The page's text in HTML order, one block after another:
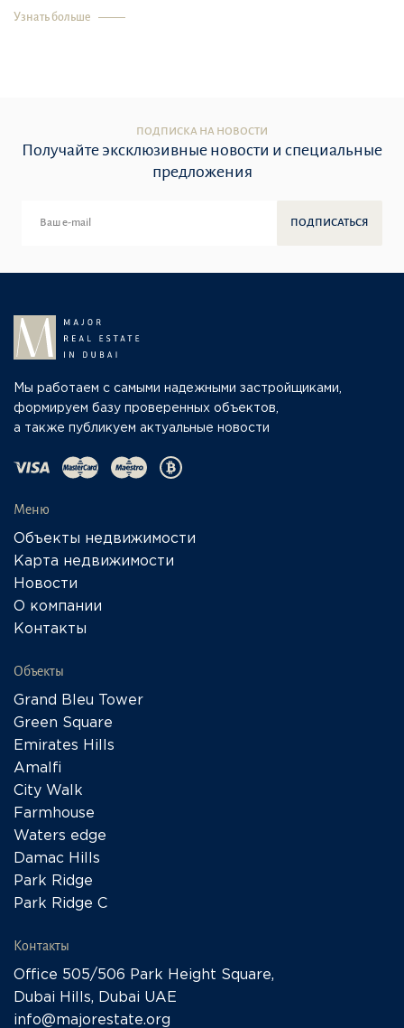
Узнать больше
ПОДПИСКА НА НОВОСТИ
Получайте эксклюзивные новости и специальные
предложения
ПОДПИСАТЬСЯ
Мы работаем с самыми надежными застройщиками,
формируем базу проверенных объектов,
а также публикуем актуальные новости
Меню
Объекты недвижимости
Карта недвижимости
Новости
О компании
Контакты
Объекты
Grand Bleu Tower
Green Square
Emirates Hills
Amalfi
City Walk
Farmhouse
Waters edge
Damac Hills
Park Ridge
Park Ridge C
Контакты
Office 505/506 Park Height Square,
Dubai Hills, Dubai UAE
info@majorestate.org